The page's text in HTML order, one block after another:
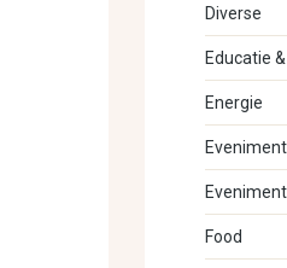
Diverse
Educatie
Energie
Food